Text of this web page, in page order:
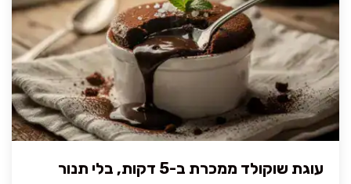
עוגת שוקולד ממכרת ב-5 דקות, בלי תנור